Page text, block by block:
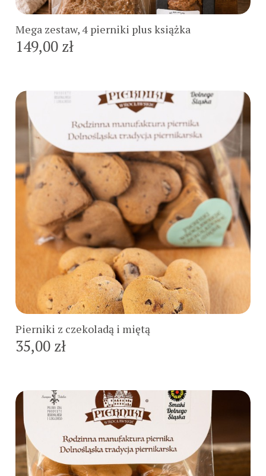
Mega zestaw, 4 pierniki plus książka
149,00 zł
Pierniki z czekoladą i miętą
35,00 zł
Do koszyka